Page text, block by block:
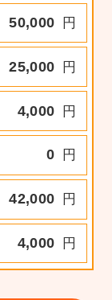
50,000 円
25,000 円
4,000 円
0 円
42,000 円
4,000 円